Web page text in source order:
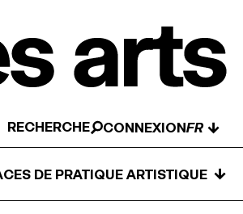
RECHERCHE CONNEXION ↓
DE PRATIQUE ARTISTIQUE ↓